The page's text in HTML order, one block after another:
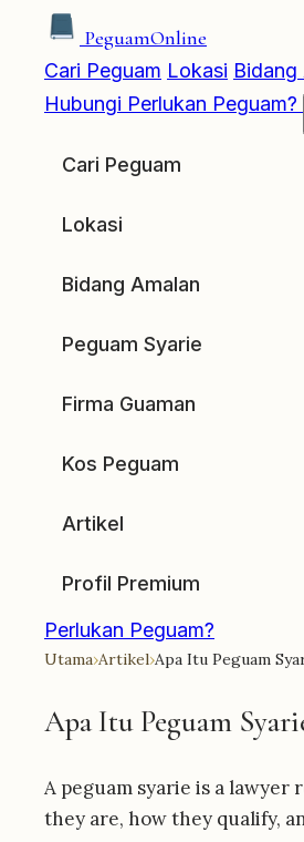
PeguamOnline
Cari Peguam Lokasi Bidang
Hubungi Perlukan Peguam?
Cari Peguam
Lokasi
Bidang Amalan
Peguam Syarie
Firma Guaman
Kos Peguam
Artikel
Profil Premium
Perlukan Peguam?
Utama›Artikel›Apa Itu Peguam
Apa Itu Peguam
A peguam syarie is a
they are, how they qualify,